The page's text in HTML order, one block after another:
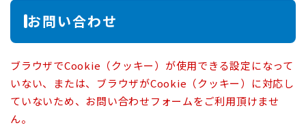
本
お問い合わせ
ブラウザでCookie（クッキー）が使用できる設定になって
いない、または、ブラウザがCookie（クッキー）に対応し
ていないため、お問い合わせフォームをご利用頂けませ
ん。